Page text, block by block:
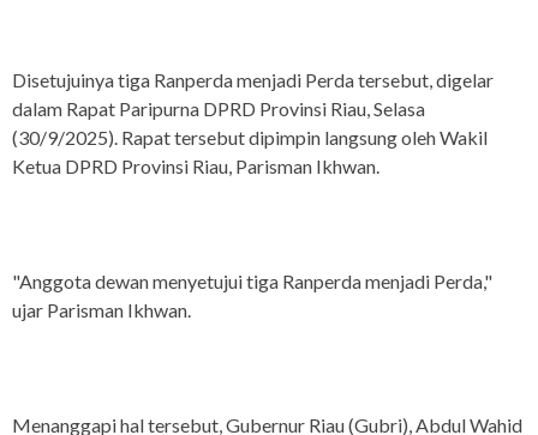
Disetujuinya tiga Ranperda menjadi Perda tersebut, digelar
dalam Rapat Paripurna DPRD Provinsi Riau, Selasa
(30/9/2025). Rapat tersebut dipimpin langsung oleh Wakil
Ketua DPRD Provinsi Riau, Parisman Ikhwan.
"Anggota dewan menyetujui tiga Ranperda menjadi Perda,"
ujar Parisman Ikhwan.
Menanggapi hal tersebut, Gubernur Riau (Gubri), Abdul Wahid